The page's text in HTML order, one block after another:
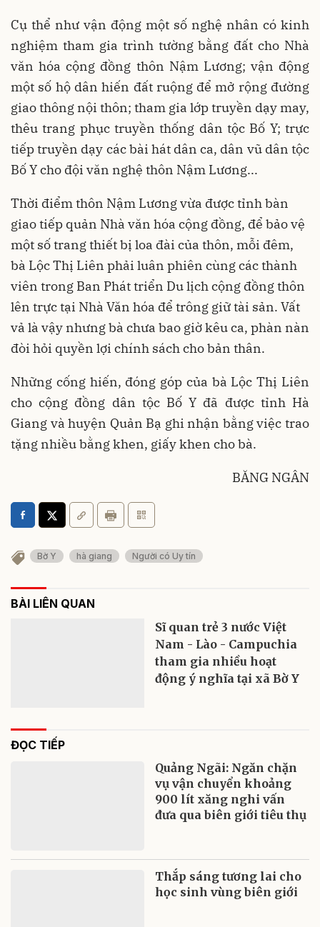
Cụ thể như vận động một số nghệ nhân có kinh
nghiệm tham gia trình tường bằng đất cho Nhà
văn hóa cộng đồng thôn Nậm Lương; vận động
một số hộ dân hiến đất ruộng để mở rộng đường
giao thông nội thôn; tham gia lớp truyền dạy may,
thêu trang phục truyền thống dân tộc Bố Y; trực
tiếp truyền dạy các bài hát dân ca, dân vũ dân tộc
Bố Y cho đội văn nghệ thôn Nậm Lương...
Thời điểm thôn Nậm Lương vừa được tỉnh bàn
giao tiếp quản Nhà văn hóa cộng đồng, để bảo vệ
một số trang thiết bị loa đài của thôn, mỗi đêm,
bà Lộc Thị Liên phải luân phiên cùng các thành
viên trong Ban Phát triển Du lịch cộng đồng thôn
lên trực tại Nhà Văn hóa để trông giữ tài sản. Vất
vả là vậy nhưng bà chưa bao giờ kêu ca, phàn nàn
đòi hỏi quyền lợi chính sách cho bản thân.
Những cống hiến, đóng góp của bà Lộc Thị Liên
cho cộng đồng dân tộc Bố Y đã được tỉnh Hà
Giang và huyện Quản Bạ ghi nhận bằng việc trao
tặng nhiều bằng khen, giấy khen cho bà.
BĂNG NGÂN
Bờ Y hà giang Người có Uy tín
BÀI LIÊN QUAN
Sĩ quan trẻ 3 nước Việt
Nam - Lào - Campuchia
tham gia nhiều hoạt
động ý nghĩa tại xã Bờ Y
ĐỌC TIẾP
Quảng Ngãi: Ngăn chặn
vụ vận chuyển khoảng
900 lít xăng nghi vấn
đưa qua biên giới tiêu thụ
Thắp sáng tương lai cho
học sinh vùng biên giới